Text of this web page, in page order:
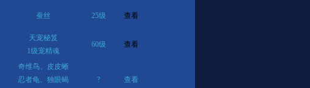
蚕丝 25级 查看
天宠秘笈
1级宠精魂
60级 查看
奇维鸟、皮皮蜥
忍者龟、独眼蝎
? 查看